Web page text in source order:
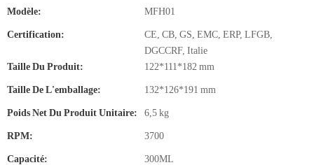
Modèle: MFH01
Certification:
CE, CB, GS, EMC, ERP, LFGB,
DGCCRF, Italie
Taille Du Produit:
122*111*182 mm
Taille De L'emballage: 132*126*191 mm
Poids Net Du Produit Unitaire: 6,5 kg
RPM: 3700
Capacité: 300ML